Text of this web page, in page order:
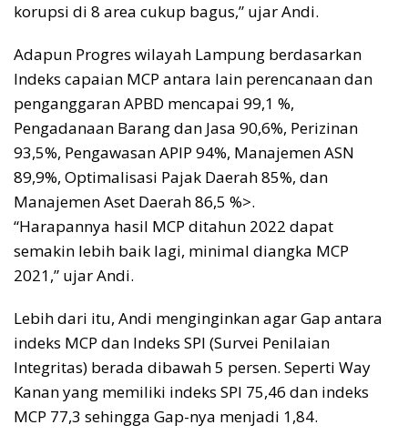
korupsi di 8 area cukup bagus,” ujar Andi.
Adapun Progres wilayah Lampung berdasarkan
Indeks capaian MCP antara lain perencanaan dan
penganggaran APBD mencapai 99,1 %,
Pengadanaan Barang dan Jasa 90,6%, Perizinan
93,5%, Pengawasan APIP 94%, Manajemen ASN
89,9%, Optimalisasi Pajak Daerah 85%, dan
Manajemen Aset Daerah 86,5 %>.
“Harapannya hasil MCP ditahun 2022 dapat
semakin lebih baik lagi, minimal diangka MCP
2021,” ujar Andi.
Lebih dari itu, Andi menginginkan agar Gap antara
indeks MCP dan Indeks SPI (Survei Penilaian
Integritas) berada dibawah 5 persen. Seperti Way
Kanan yang memiliki indeks SPI 75,46 dan indeks
MCP 77,3 sehingga Gap-nya menjadi 1,84.